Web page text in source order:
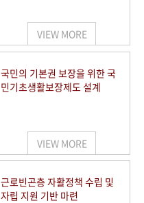
VIEW MORE
국민의 기본권 보장을 위한 국
민기초생활보장제도 설계
VIEW MORE
근로빈곤층 자활정책 수립 및
자립 지원 기반 마련